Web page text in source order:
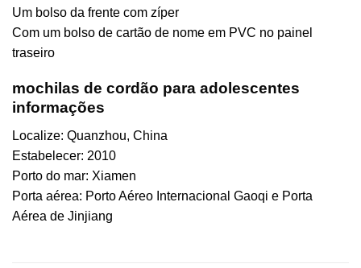
Um bolso da frente com zíper
Com um bolso de cartão de nome em PVC no painel
traseiro
mochilas de cordão para adolescentes
informações
Localize: Quanzhou, China
Estabelecer: 2010
Porto do mar: Xiamen
Porta aérea: Porto Aéreo Internacional Gaoqi e Porta
Aérea de Jinjiang